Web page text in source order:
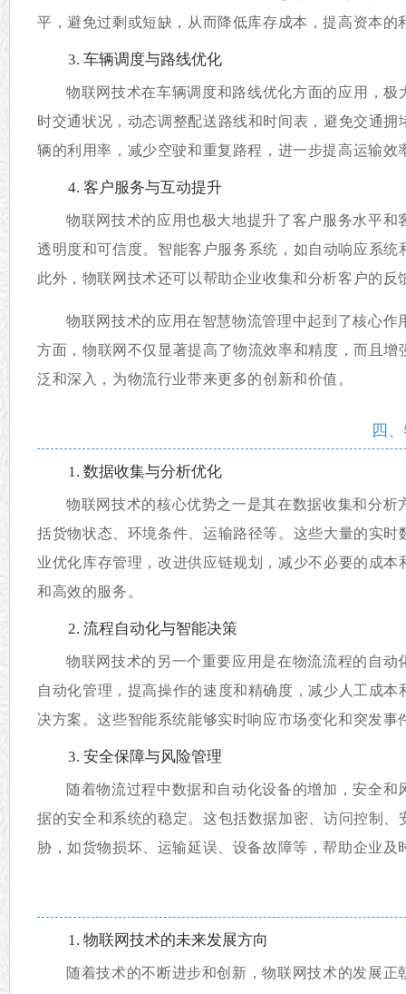
平，避免过剩或短缺，从而降低库存成本，提高资本的
3. 车辆调度与路线优化
物联网技术在车辆调度和路线优化方面的应用，
时交通状况，动态调整配送路线和时间表，避免交通
辆的利用率，减少空驶和重复路程，进一步提高运输效
4. 客户服务与互动提升
物联网技术的应用也极大地提升了客户服务水平
透明度和可信度。智能客户服务系统，如自动响应系
此外，物联网技术还可以帮助企业收集和分析客户的
物联网技术的应用在智慧物流管理中起到了核心
方面，物联网不仅显著提高了物流效率和精度，而且
泛和深入，为物流行业带来更多的创新和价值。
四
1. 数据收集与分析优化
物联网技术的核心优势之一是其在数据收集和分
括货物状态、环境条件、运输路径等。这些大量的实
业优化库存管理，改进供应链规划，减少不必要的成
和高效的服务。
2. 流程自动化与智能决策
物联网技术的另一个重要应用是在物流流程的自
自动化管理，提高操作的速度和精确度，减少人工成
决方案。这些智能系统能够实时响应市场变化和突发
3. 安全保障与风险管理
随着物流过程中数据和自动化设备的增加，安全
据的安全和系统的稳定。这包括数据加密、访问控制
胁，如货物损坏、运输延误、设备故障等，帮助企业及
1. 物联网技术的未来发展方向
随着技术的不断进步和创新，物联网技术的发展